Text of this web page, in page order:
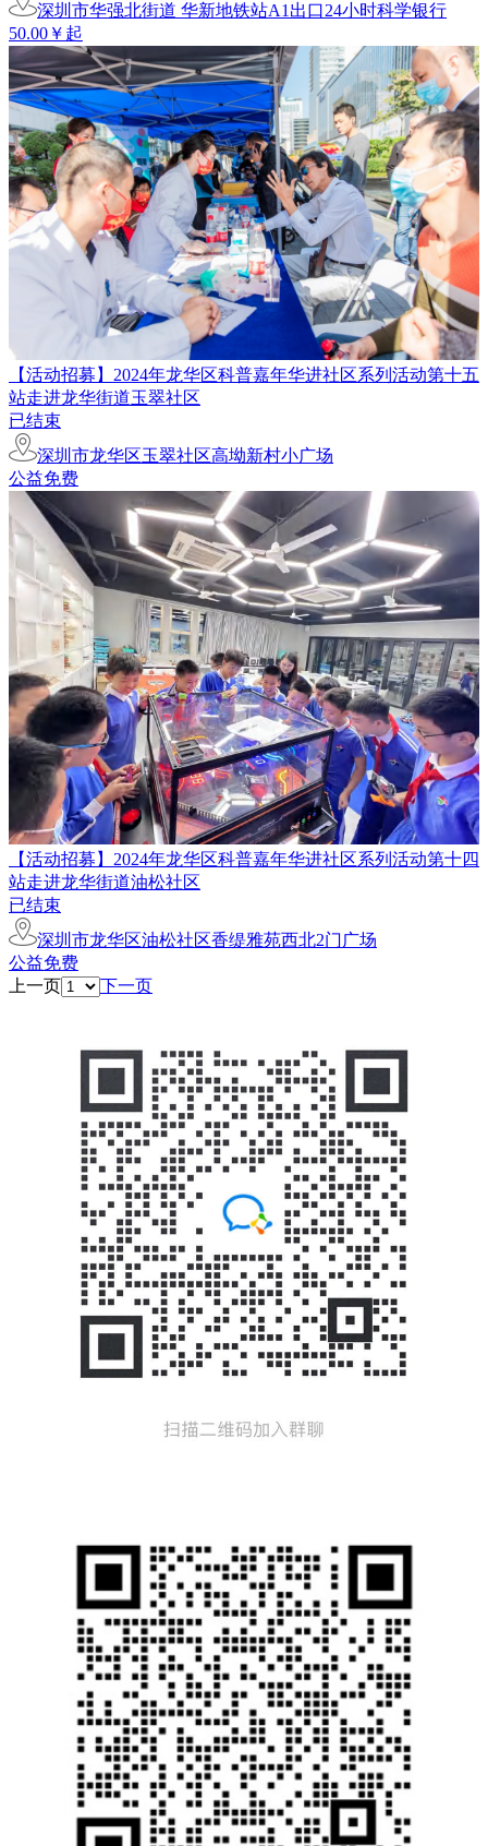
深圳市华强北街道 华新地铁站A1出口24小时科学银行
50.00￥起
【活动招募】2024年龙华区科普嘉年华进社区系列活动第十五
站走进龙华街道玉翠社区
已结束
深圳市龙华区玉翠社区高坳新村小广场
公益免费
​【活动招募】​2024年龙华区科普嘉年华进社区系列活动第十四
站走进龙华街道油松社区
已结束
深圳市龙华区油松社区香缇雅苑西北2门广场
公益免费
上一页
下一页